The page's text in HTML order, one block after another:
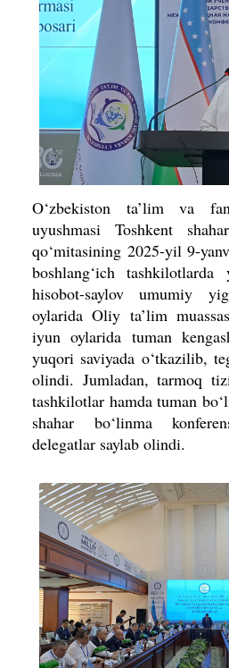
O‘zbekiston ta’lim va
uyushmasi Toshkent
qo‘mitasining 2025-yil 9-
boshlang‘ich tashkilotlarda
hisobot-saylov umumiy
oylarida Oliy ta’lim
iyun oylarida tuman
yuqori saviyada o‘tkazilib,
olindi. Jumladan, tarmoq
tashkilotlar hamda tuman
shahar bo‘linma
delegatlar saylab olindi.